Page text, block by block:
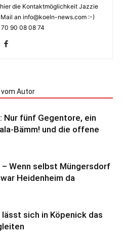
die Kontaktmöglichkeit Jazzie
an info@koeln-news.com :-)
90 08 08 74
vom Autor
Nur fünf Gegentore, ein
Bämm! und die offene
– Wenn selbst Müngersdorf
Heidenheim da
lässt sich in Köpenick das